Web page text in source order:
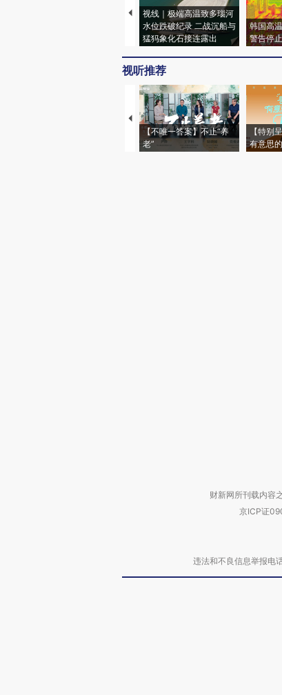
视线｜极端高温致多瑙河
水位跌破纪录 二战沉船与
猛犸象化石接连露出
韩国高
警告停
视听推荐
【不唯一答案】不止“养
老”
【特别
有意思
财新网所刊载内容
京ICP证
违法和不良信息举报